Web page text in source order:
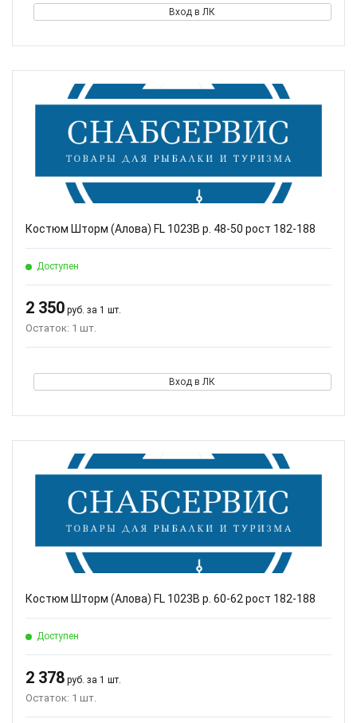
Вход в ЛК
Костюм Шторм (Алова) FL 1023B р. 48-50 рост 182-188
Доступен
2 350 руб. за 1 шт.
Остаток: 1 шт.
Вход в ЛК
Костюм Шторм (Алова) FL 1023B р. 60-62 рост 182-188
Доступен
2 378 руб. за 1 шт.
Остаток: 1 шт.